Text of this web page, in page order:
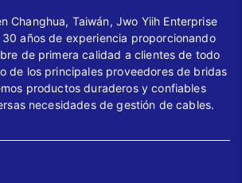
Changhua, Taiwán, Jwo Yiih Enterprise
años de experiencia proporcionando
de primera calidad a clientes de todo
de los principales proveedores de bridas
productos duraderos y confiables
necesidades de gestión de cables.